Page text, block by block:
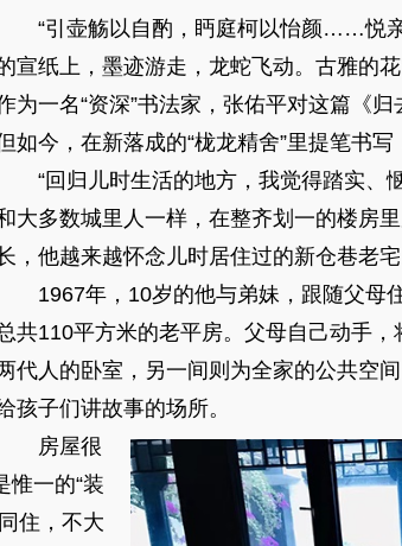
“引壶觞以自酌，眄庭柯以怡颜……悦
宣纸上，墨迹游走，龙蛇飞动。古雅的
为一名“资深”书法家，张佑平对这篇《
如今，在新落成的“栊龙精舍”里提笔书写
“回归儿时生活的地方，我觉得踏实、
大多数城里人一样，在整齐划一的楼房
，他越来越怀念儿时居住过的新仓巷老宅
1967年，10岁的他与弟妹，跟随父母
共110平方米的老平房。父母自己动手
代人的卧室，另一间则为全家的公共空
孩子们讲故事的场所。
房屋很
惟一的“装
住，不大